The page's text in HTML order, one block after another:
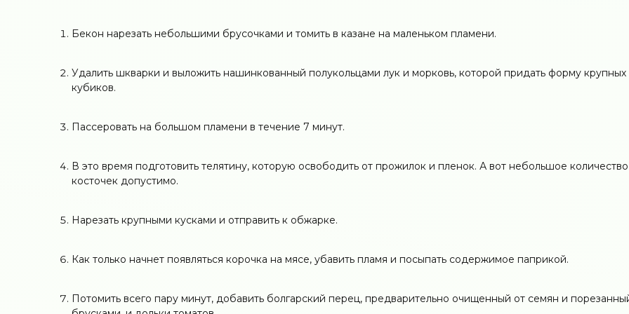
Бекон нарезать небольшими брусочками и томить в казане на маленьком пламени.
Удалить шкварки и выложить нашинкованный полукольцами лук и морковь, которой придать форму крупных
кубиков.
Пассеровать на большом пламени в течение 7 минут.
В это время подготовить телятину, которую освободить от прожилок и пленок. А вот небольшое количество
косточек допустимо.
Нарезать крупными кусками и отправить к обжарке.
Как только начнет появляться корочка на мясе, убавить пламя и посыпать содержимое паприкой.
Потомить всего пару минут, добавить болгарский перец, предварительно очищенный от семян и